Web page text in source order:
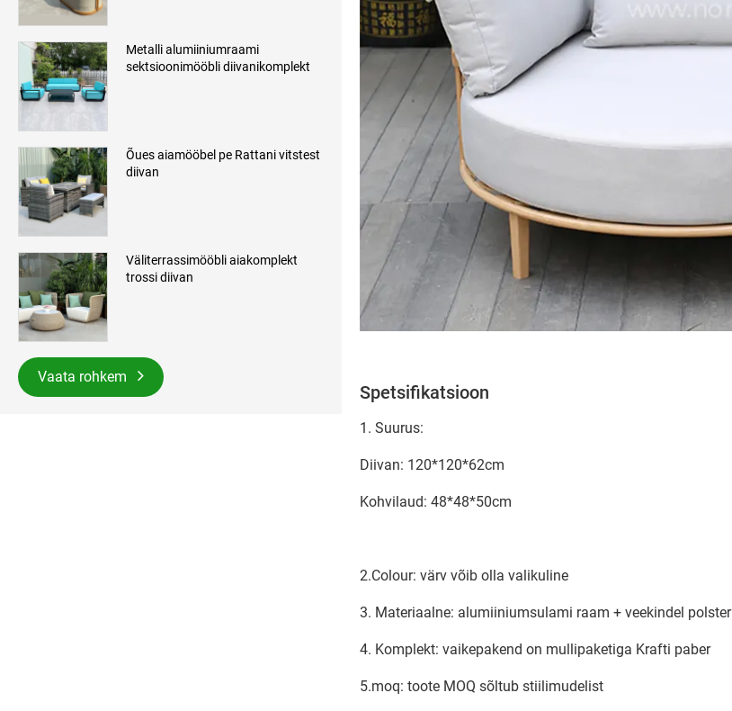
Metalli alumiiniumraami
sektsioonimööbli diivanikomplekt
Õues aiamööbel pe Rattani vitstest
diivan
Väliterrassimööbli aiakomplekt
trossi diivan
Vaata rohkem
Spetsifikatsioon
1. Suurus:
Diivan: 120*120*62cm
Kohvilaud: 48*48*50cm
2.Colour: värv võib olla valikuline
3. Materiaalne: alumiiniumsulami raam + veekindel polster
4. Komplekt: vaikepakend on mullipaketiga Krafti paber
5.moq: toote MOQ sõltub stiilimudelist